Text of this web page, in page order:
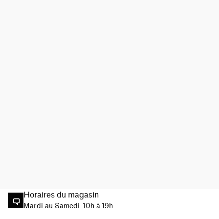
Horaires du magasin
Mardi au Samedi. 10h à 19h.